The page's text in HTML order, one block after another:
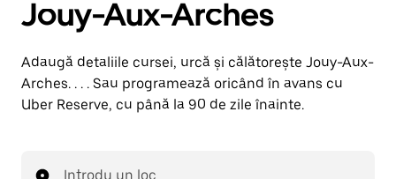
Jouy-Aux-Arches
Adaugă detaliile cursei, urcă și călătorește Jouy-Aux-
Arches. . . . Sau programează oricând în avans cu
Uber Reserve, cu până la 90 de zile înainte.
Introdu un loc